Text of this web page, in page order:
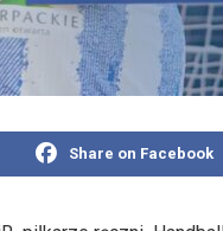
Share on Facebook